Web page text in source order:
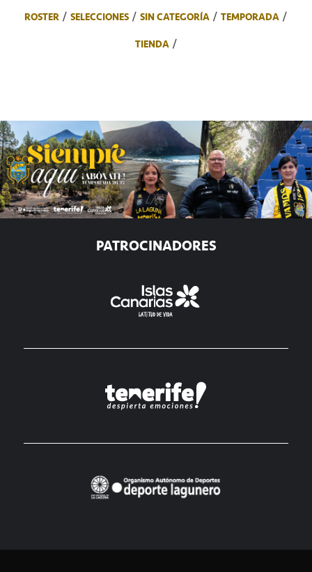
ROSTER
SELECCIONES SIN CATEGORÍA
TEMPORADA
TIENDA
PATROCINADORES